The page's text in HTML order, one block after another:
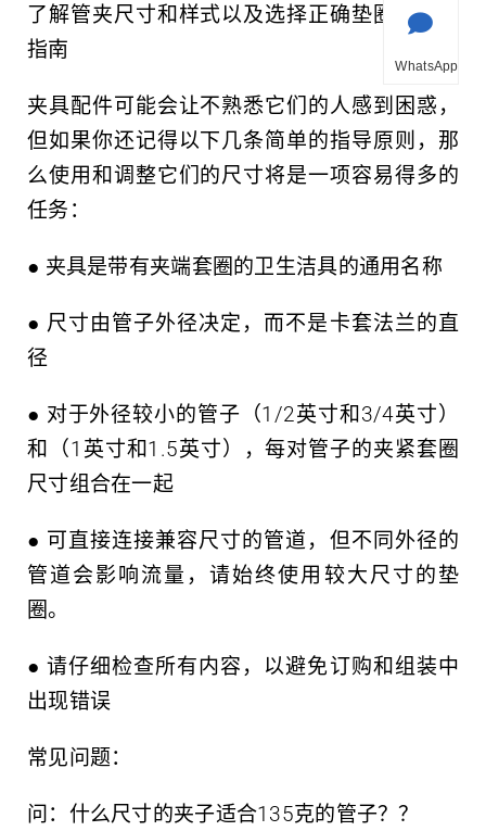
了解管夹尺寸和样式以及选择正确垫圈的简要
指南
夹具配件可能会让不熟悉它们的人感到困惑，
但如果你还记得以下几条简单的指导原则，那
么使用和调整它们的尺寸将是一项容易得多的
任务：
● 夹具是带有夹端套圈的卫生洁具的通用名称
● 尺寸由管子外径决定，而不是卡套法兰的直
径
● 对于外径较小的管子（1/2英寸和3/4英寸）
和（1英寸和1.5英寸），每对管子的夹紧套圈
尺寸组合在一起
● 可直接连接兼容尺寸的管道，但不同外径的
管道会影响流量，请始终使用较大尺寸的垫
圈。
● 请仔细检查所有内容，以避免订购和组装中
出现错误
常见问题：
问：什么尺寸的夹子适合135克的管子？？
WhatsApp